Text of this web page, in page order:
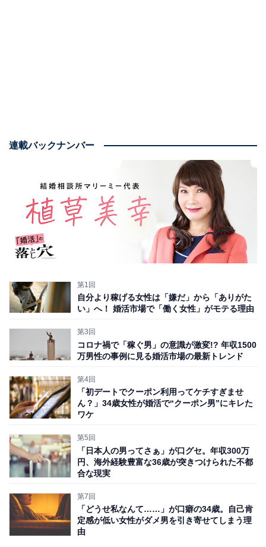
は、お相手の希望年齢を「35歳から45歳まで」とプロフ
ィールに書き込んでいました。そこで「15歳年下の男性
を紹介するのは、正直難しいです」とお伝えすると、
「去年まで付き合っていた彼氏は10歳年下。結婚相談所
にお金を払うわけだから、15歳年下と結婚できるでし
ょ？」と言い放ちました。
自称「若く見える」女性は年下男性にモテる？
話を聞いてみると、彼女が45歳の時に35歳の彼と知り合
って5年間交際していたのだそうです。しかし、その男
性とは結婚に至っていませんし、現在は50歳の大台に乗
っていますから、さらに難易度が高いのです。
そう説得しても条件を譲らないため年下男性とのマッチ
ングを試みましたが、案の定、空振りの連続。プライド
の高い彼女は現実を受け入れられず、「ここにはロクな
た。
連載バックナンバー
第1回
自分より稼げる女性は「嫌だ」から「ありがた
い」へ！ 婚活市場で「働く女性」がモテる理由
第3回
コロナ禍で「稼ぐ男」の意識が激変!? 年収1500
万男性の事例に見る婚活市場の最新トレンド
第4回
「初デートでクーポン利用ってケチすぎませ
ん？」34歳女性が婚活で“クーポン男”にキレた
ワケ
第5回
「日本人の男ってさぁ」が口グセ。年収300万
円、海外経験豊富な36歳が突きつけられた不都
合な現実
第7回
「どうせ私なんて……」が口癖の34歳。自己肯
定感が低い女性がダメ男を引き寄せてしまう理
由